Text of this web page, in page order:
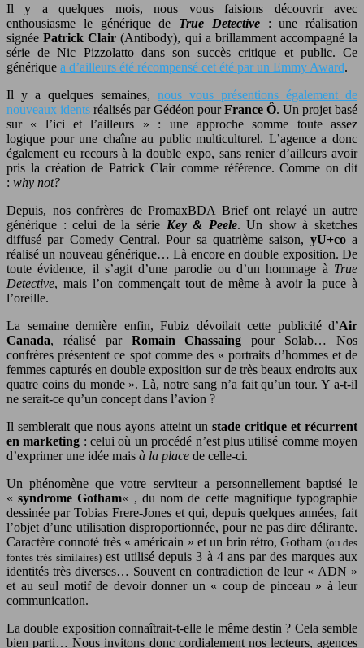
Il y a quelques mois, nous vous faisions découvrir avec
enthousiasme le générique de True Detective: une réalisation
signéePatrick Clair (Antibody), qui a brillamment accompagné la
série de Nic Pizzolatto dans son succès critique et public. Ce
générique a d’ailleurs été récompensé cet été par un Emmy Award.
Il y a quelques semaines, nous vous présentions également de
nouveaux idents réalisés par Gédéon pourFrance Ô. Un projet basé
sur « l’ici et l’ailleurs » : une approche somme toute assez
logique pour une chaîne au public multiculturel. L’agence a donc
également eu recours à la double expo, sans renier d’ailleurs avoir
pris la création de Patrick Clair comme référence. Comme on dit
: why not?
Depuis, nos confrères de PromaxBDA Brief ont relayé un autre
générique : celui de la série Key & Peele. Un show à sketches
diffusé par Comedy Central. Pour sa quatrième saison, yU+coa
réalisé un nouveau générique… Là encore en double exposition. De
toute évidence, il s’agit d’une parodie ou d’un hommage à True
Detective, mais l’on commençait tout de même à avoir la puce à
l’oreille.
La semaine dernière enfin, Fubiz dévoilait cette publicité d’Air
Canada, réalisé par Romain Chassaing pour Solab… Nos
confrères présentent ce spot comme des « portraits d’hommes et de
femmes capturés en double exposition sur de très beaux endroits aux
quatre coins du monde ». Là, notre sang n’a fait qu’un tour. Y a-t-il
ne serait-ce qu’un concept dans l’avion ?
Il semblerait que nous ayons atteint un stade critique et récurrent
en marketing : celui où un procédé n’est plus utilisé comme moyen
d’exprimer une idée mais à la place de celle-ci.
Un phénomène que votre serviteur a personnellement baptisé le
«syndrome Gotham« , du nom de cette magnifique typographie
dessinée par Tobias Frere-Jones et qui, depuis quelques années, fait
l’objet d’une utilisation disproportionnée, pour ne pas dire délirante.
Caractère connoté très « américain » et un brin rétro, Gotham (ou des
fontes très similaires)est utilisé depuis 3 à 4 ans par des marques aux
identités très diverses… Souvent en contradiction de leur « ADN »
et au seul motif de devoir donner un « coup de pinceau » à leur
communication.
La double exposition connaîtrait-t-elle le même destin ? Cela semble
bien parti… Nous invitons donc cordialement nos lecteurs, agences